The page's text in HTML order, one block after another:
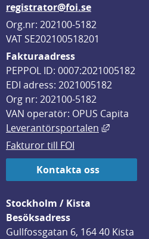
registrator@foi.se
Org.nr: 202100-5182
VAT SE202100518201
Fakturaadress
PEPPOL ID: 0007:2021005182
EDI adress: 2021005182
Org nr: 202100-5182
VAN operatör: OPUS Capita
Leverantörsportalen
Länk till
Fakturor till FOI
Kontakta oss
Stockholm / Kista
Besöksadress
Gullfossgatan 6, 164 40 Kista